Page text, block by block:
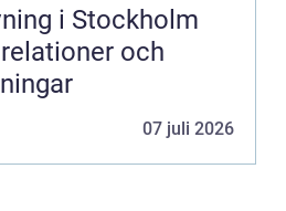
i Stockholm
och
07 juli 2026